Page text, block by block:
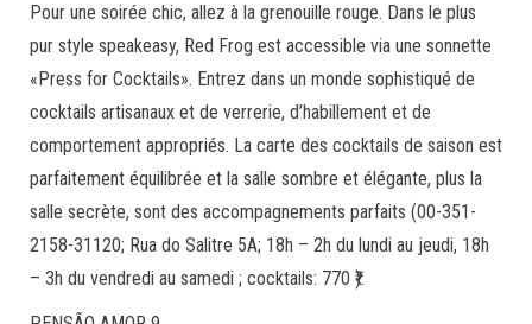
Pour une soirée chic, allez à la grenouille rouge. Dans le plus
pur style speakeasy, Red Frog est accessible via une sonnette
«Press for Cocktails». Entrez dans un monde sophistiqué de
cocktails artisanaux et de verrerie, d’habillement et de
comportement appropriés. La carte des cocktails de saison est
parfaitement équilibrée et la salle sombre et élégante, plus la
salle secrète, sont des accompagnements parfaits (00-351-
2158-31120; Rua do Salitre 5A; 18h – 2h du lundi au jeudi, 18h
– 3h du vendredi au samedi ; cocktails: 770 ₹).